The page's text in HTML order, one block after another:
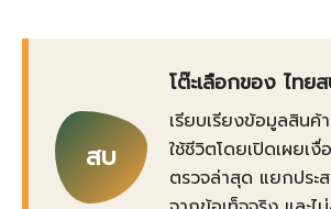
สบ
โต๊ะเลือกของ ไทย
เรียบเรียงข้อมูลสินค้
ใช้ชีวิตโดยเปิดเผยเ
ตรวจล่าสุด แยกปร